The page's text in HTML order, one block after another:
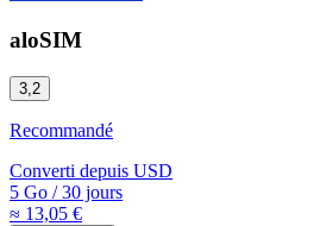
aloSIM
3,2
Recommandé
Converti depuis USD
5 Go /30 jours
≈ 13,05 €